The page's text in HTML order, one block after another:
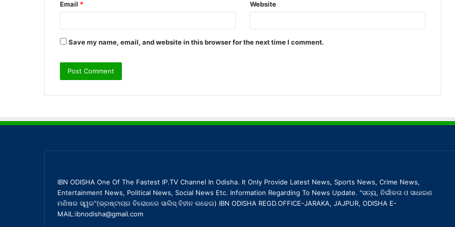
Email * Website
Save my name, email, and website in this browser for the next time I comment.
IBN ODISHA One Of The Fastest IP.TV Channel In Odisha. It Only Provide Latest News, Sports News, Crime News,
Entertainment News, Political News, Social News Etc. Information Regarding To News Update. "ସତ୍ୟ, ନିର୍ଭୀକତା ଓ ସାଧାରଣ
ମଣିଷର ସ୍ୱର"(ଭ୍ରଷ୍ଟାଚାର ବିରୋଧରେ ସାଲିସ୍ ବିହୀନ ଲଢେଇ) IBN ODISHA REGD.OFFICE-JARAKA, JAJPUR, ODISHA E-
MAIL:ibnodisha@gmail.com